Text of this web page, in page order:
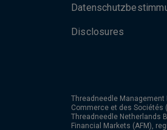
Disclosures
Threadneedle Management
Commerce et des Sociétés
Threadneedle Netherlands
Financial Markets (AFM),